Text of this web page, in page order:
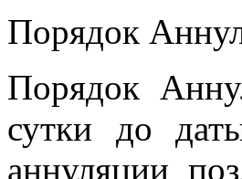
Порядок
Порядок
сутки до
аннуляции